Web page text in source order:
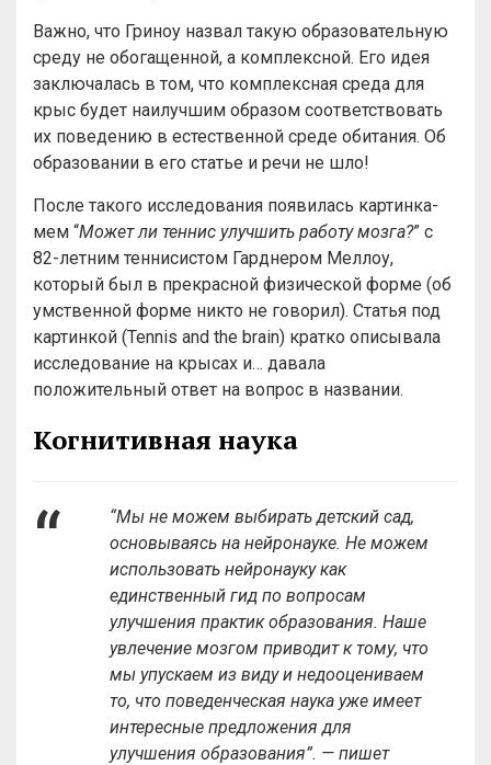
Важно, что Гриноу назвал такую образовательную
среду не обогащенной, а комплексной. Его идея
заключалась в том, что комплексная среда для
крыс будет наилучшим образом соответствовать
их поведению в естественной среде обитания. Об
образовании в его статье и речи не шло!
После такого исследования появилась картинка-
мем “Может ли теннис улучшить работу мозга?” с
82-летним теннисистом Гарднером Меллоу,
который был в прекрасной физической форме (об
умственной форме никто не говорил). Статья под
картинкой (Tennis and the brain) кратко описывала
исследование на крысах и… давала
положительный ответ на вопрос в названии.
Когнитивная наука
“Мы не можем выбирать детский сад,
основываясь на нейронауке. Не можем
использовать нейронауку как
единственный гид по вопросам
улучшения практик образования. Наше
увлечение мозгом приводит к тому, что
мы упускаем из виду и недооцениваем
то, что поведенческая наука уже имеет
интересные предложения для
улучшения образования”. — пишет